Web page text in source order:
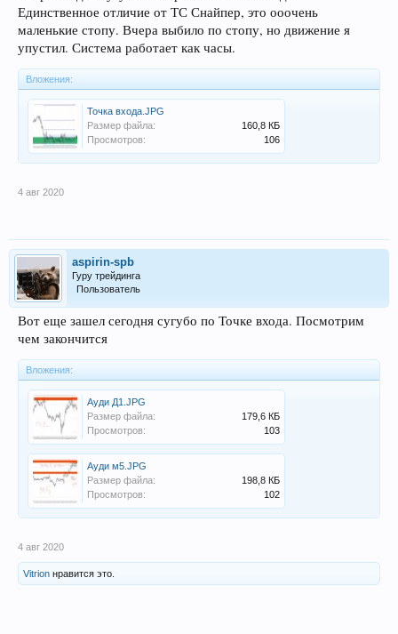
Единственное отличие от ТС Снайпер, это ооочень
маленькие стопу. Вчера выбило по стопу, но движение я
упустил. Система работает как часы.
Вложения:
Точка входа.JPG
Размер файла:
160,8 КБ
Просмотров:
106
4 авг 2020
aspirin-spb
Гуру трейдинга
Пользователь
Вот еще зашел сегодня сугубо по Точке входа. Посмотрим
чем закончится
Вложения:
Ауди Д1.JPG
Размер файла:
179,6 КБ
Просмотров:
103
Ауди м5.JPG
Размер файла:
198,8 КБ
Просмотров:
102
4 авг 2020
Vitrion нравится это.